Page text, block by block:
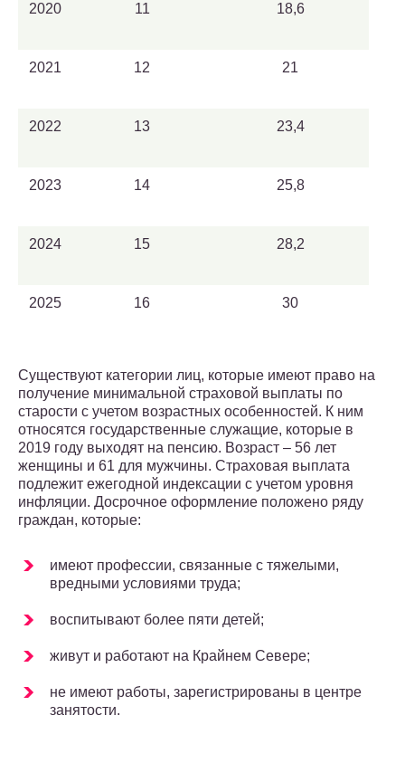
2020 11 18,6
2021 12 21
2022 13 23,4
2023 14 25,8
2024 15 28,2
2025 16 30
Существуют категории лиц, которые имеют право на
получение минимальной страховой выплаты по
старости с учетом возрастных особенностей. К ним
относятся государственные служащие, которые в
2019 году выходят на пенсию. Возраст – 56 лет
женщины и 61 для мужчины. Страховая выплата
подлежит ежегодной индексации с учетом уровня
инфляции. Досрочное оформление положено ряду
граждан, которые:
имеют профессии, связанные с тяжелыми,
вредными условиями труда;
воспитывают более пяти детей;
живут и работают на Крайнем Севере;
не имеют работы, зарегистрированы в центре
занятости.